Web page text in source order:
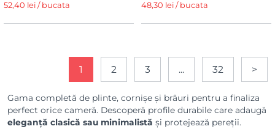
52,40 lei / bucata 48,30 lei / bucata
1 2 3 ... 32 >
Gama completă de plinte, cornișe și brâuri pentru a finaliza
perfect orice cameră. Descoperă profile durabile care adaugă
eleganță clasică sau minimalistă și protejează pereții.